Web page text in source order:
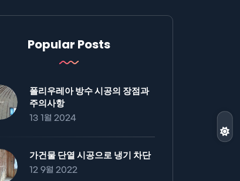
Popular Posts
폴리우레아 방수 시공의 장점과
주의사항
13 1월 2024
가건물 단열 시공으로 냉기 차단
12 9월 2022